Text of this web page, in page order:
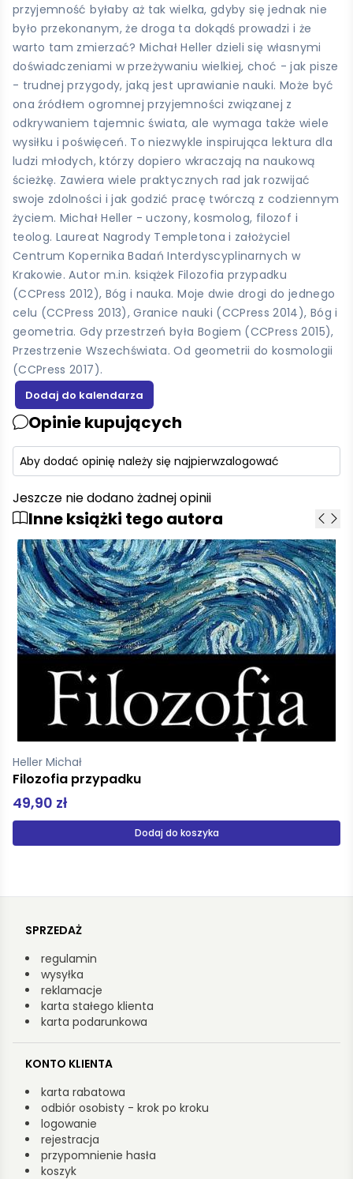
przyjemność byłaby aż tak wielka, gdyby się jednak nie
było przekonanym, że droga ta dokądś prowadzi i że
warto tam zmierzać? Michał Heller dzieli się własnymi
doświadczeniami w przeżywaniu wielkiej, choć - jak pisze
- trudnej przygody, jaką jest uprawianie nauki. Może być
ona źródłem ogromnej przyjemności związanej z
odkrywaniem tajemnic świata, ale wymaga także wiele
wysiłku i poświęceń. To niezwykle inspirująca lektura dla
ludzi młodych, którzy dopiero wkraczają na naukową
ścieżkę. Zawiera wiele praktycznych rad jak rozwijać
swoje zdolności i jak godzić pracę twórczą z codziennym
życiem. Michał Heller - uczony, kosmolog, filozof i
teolog. Laureat Nagrody Templetona i założyciel
Centrum Kopernika Badań Interdyscyplinarnych w
Krakowie. Autor m.in. książek Filozofia przypadku
(CCPress 2012), Bóg i nauka. Moje dwie drogi do jednego
celu (CCPress 2013), Granice nauki (CCPress 2014), Bóg i
geometria. Gdy przestrzeń była Bogiem (CCPress 2015),
Przestrzenie Wszechświata. Od geometrii do kosmologii
(CCPress 2017).
Opinie kupujących
Aby dodać opinię należy się najpierwzalogować
Jeszcze nie dodano żadnej opinii
Inne książki tego autora
Heller Michał
Filozofia kosmologii
29,90 zł
Produkt niedostępny
SPRZEDAŻ
regulamin
wysyłka
reklamacje
karta stałego klienta
karta podarunkowa
KONTO KLIENTA
karta rabatowa
odbiór osobisty - krok po kroku
logowanie
rejestracja
przypomnienie hasła
koszyk